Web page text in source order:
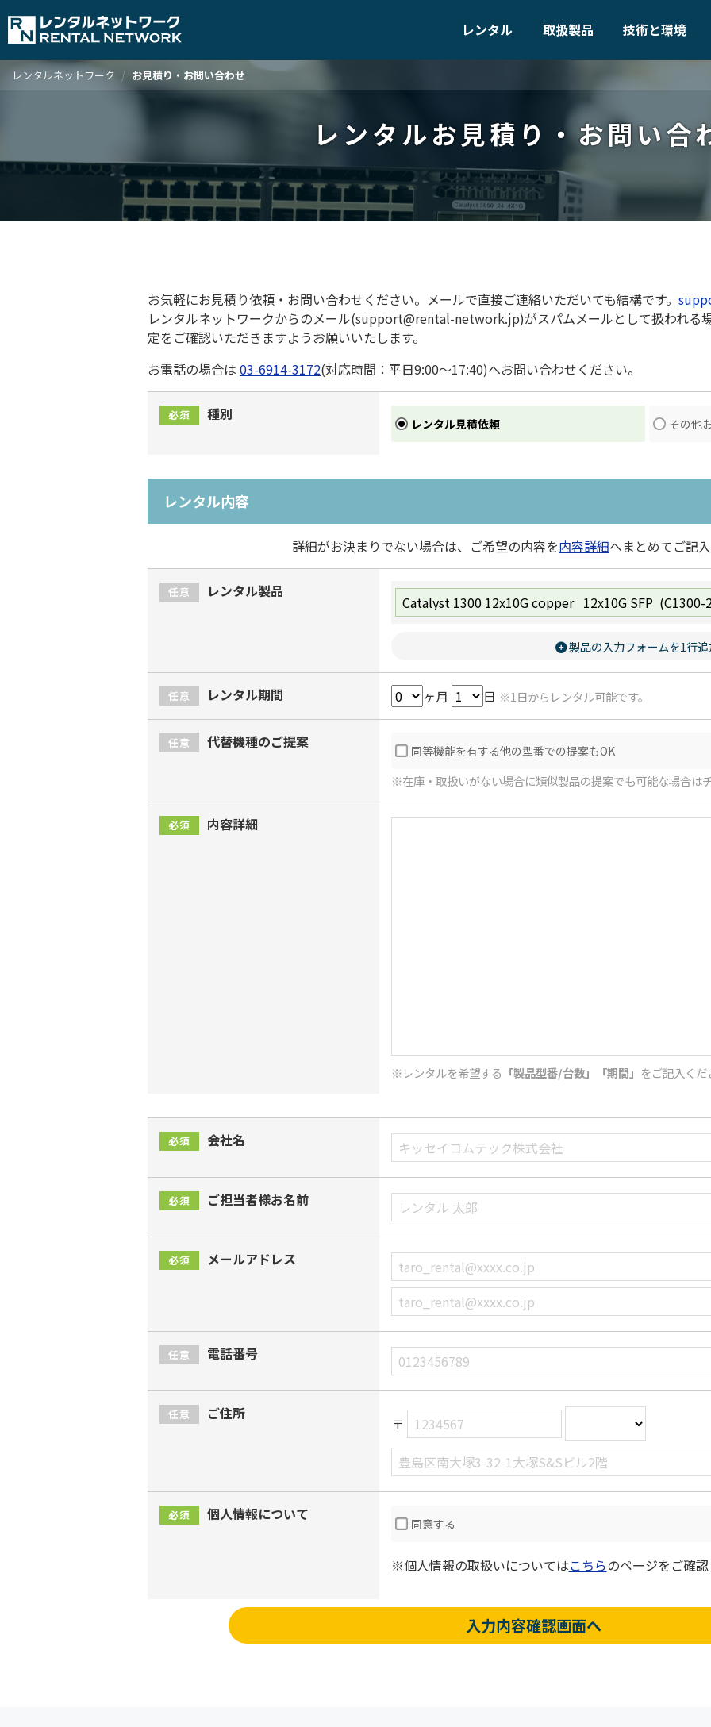
レンタル 取扱製品 技術と環境
レンタルネットワーク お見積り・お問い合わせ
レンタルお見積り・お問い合
お気軽にお見積り依頼・お問い合わせください。メールで直接ご連絡いただいても結構です。
レンタルネットワークからのメール(support@rental-network.jp)がスパムメールとして扱われる
定をご確認いただきますようお願いいたします。
お電話の場合は 03-6914-3172(対応時間：平日9:00～17:40)へお問い合わせください。
必須 種別
レンタル見積依頼 その他
レンタル内容
詳細がお決まりでない場合は、ご希望の内容を内容詳細へまとめてご記
任意 レンタル製品
製品の入力フォームを1行
任意 レンタル期間 ヶ月 日 ※1日からレンタル可能です。
任意 代替機種のご提案
同等機能を有する他の型番での提案もOK
※在庫・取扱いがない場合に類似製品の提案でも可能な場合は
必須 内容詳細
※レンタルを希望する 「製品型番/台数」「期間」 をご記入くだ
必須 会社名
必須 ご担当者様お名前
必須 メールアドレス
任意 電話番号
任意 ご住所
〒
必須 個人情報について
同意する
※個人情報の取扱いについてはこちらのページをご確
入力内容確認画面へ